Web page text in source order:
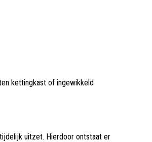
kettingkast of ingewikkeld
uitzet. Hierdoor ontstaat er